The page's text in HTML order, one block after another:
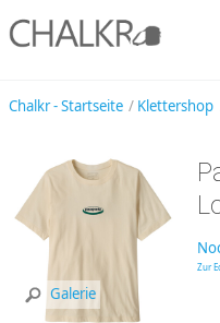
Chalkr - Startseite Klettershop
Galerie
Zur